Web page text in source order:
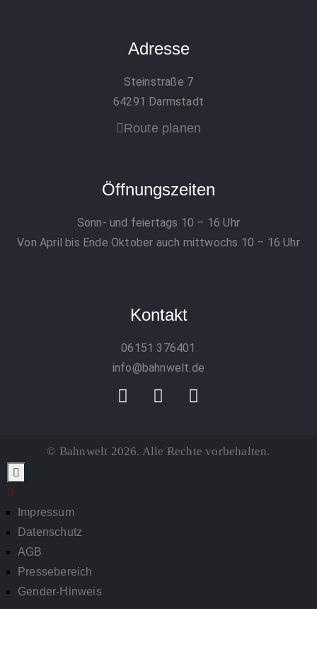
Adresse
Steinstraße 7
64291 Darmstadt
Route planen
Öffnungszeiten
Sonn- und feiertags 10 – 16 Uhr
Von April bis Ende Oktober auch mittwochs 10 – 16 Uhr
Kontakt
06151 376401
info@bahnwelt.de
© Bahnwelt 2026. Alle Rechte vorbehalten.
Impressum
Datenschutz
AGB
Pressebereich
Gender-Hinweis